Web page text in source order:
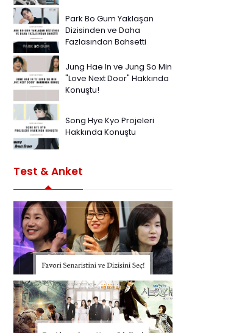
Park Bo Gum Yaklaşan
Dizisinden ve Daha
Fazlasından Bahsetti
Jung Hae In ve Jung So Min
"Love Next Door" Hakkında
Konuştu!
Song Hye Kyo Projeleri
Hakkında Konuştu
Test & Anket